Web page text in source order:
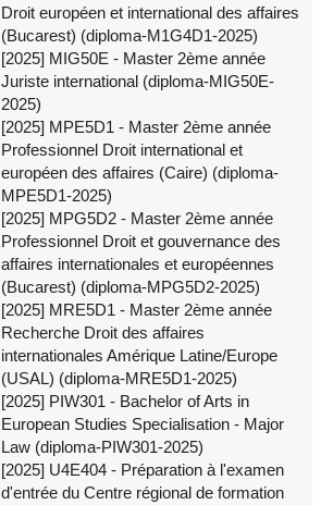
Droit européen et international des affaires
(Bucarest) (diploma-M1G4D1-2025)
[2025] MIG50E - Master 2ème année
Juriste international (diploma-MIG50E-
2025)
[2025] MPE5D1 - Master 2ème année
Professionnel Droit international et
européen des affaires (Caire) (diploma-
MPE5D1-2025)
[2025] MPG5D2 - Master 2ème année
Professionnel Droit et gouvernance des
affaires internationales et européennes
(Bucarest) (diploma-MPG5D2-2025)
[2025] MRE5D1 - Master 2ème année
Recherche Droit des affaires
internationales Amérique Latine/Europe
(USAL) (diploma-MRE5D1-2025)
[2025] PIW301 - Bachelor of Arts in
European Studies Specialisation - Major
Law (diploma-PIW301-2025)
[2025] U4E404 - Préparation à l'examen
d'entrée du Centre régional de formation